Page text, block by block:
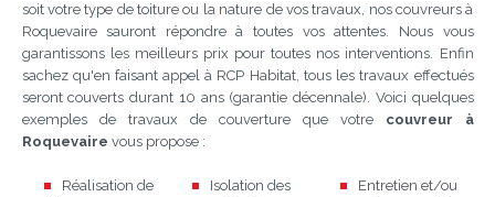
soit votre type de toiture ou la nature de vos travaux, nos couvreurs à
Roquevaire sauront répondre à toutes vos attentes. Nous vous
garantissons les meilleurs prix pour toutes nos interventions. Enfin
sachez qu'en faisant appel à RCP Habitat, tous les travaux effectués
seront couverts durant 10 ans (garantie décennale). Voici quelques
exemples de travaux de couverture que votre couvreur à
Roquevaire vous propose :
Réalisation de
Isolation des
Entretien et/ou